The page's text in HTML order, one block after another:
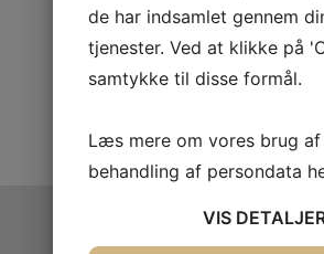
de har indsamlet gennem
tjenester. Ved at klikke på
samtykke til disse formål.
Læs mere om vores brug
behandling af persondata
VIS